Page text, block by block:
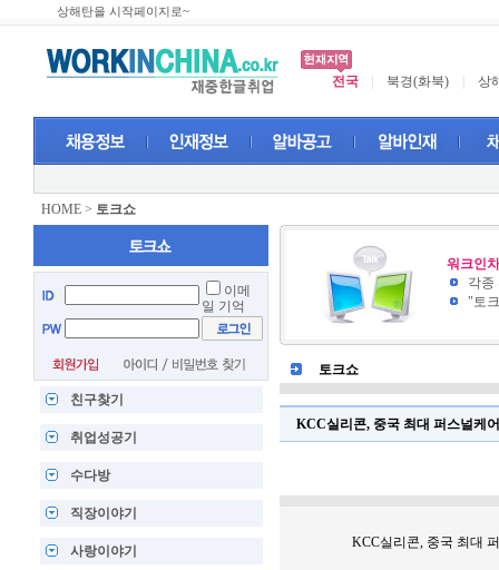
상해탄을 시작페이지로~
전국 북경(화북) 상
HOME > 토크쇼
이메
일 기억
친구찾기
취업성공기
수다방
직장이야기
사랑이야기
워크인
각종
"토
토크쇼
KCC실리콘, 중국 최대 퍼스널케
KCC실리콘, 중국 최대